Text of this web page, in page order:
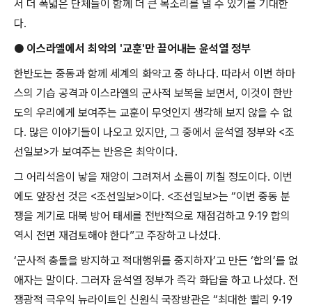
서 더 폭넓은 단체들이 함께 더 큰 목소리를 낼 수 있기를 기대한
다.
● 이스라엘에서 최악의 '교훈'만 끌어내는 윤석열 정부
한반도는 중동과 함께 세계의 화약고 중 하나다. 따라서 이번 하마
스의 기습 공격과 이스라엘의 군사적 보복을 보면서, 이것이 한반
도의 우리에게 보여주는 교훈이 무엇인지 생각해 보지 않을 수 없
다. 많은 이야기들이 나오고 있지만, 그 중에서 윤석열 정부와 <조
선일보>가 보여주는 반응은 최악이다.
그 어리석음이 낳을 재앙이 그려져서 소름이 끼칠 정도이다. 이번
에도 앞장선 것은 <조선일보>이다. <조선일보>는 “이번 중동 분
쟁을 계기로 대북 방어 태세를 전반적으로 재점검하고 9·19 합의
역시 전면 재검토해야 한다”고 주장하고 나섰다.
‘군사적 충돌을 방지하고 적대행위를 중지하자’고 만든 ‘합의 ’를 없
애자는 말이다. 그러자 윤석열 정부가 즉각 화답을 하고 나섰다. 전
쟁광적 극우익 뉴라이트인 신원식 국장방관은 “최대한 빨리 9·19